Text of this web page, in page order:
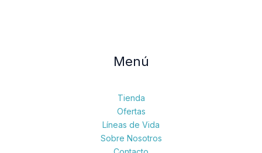
Menú
Tienda
Ofertas
Líneas de Vida
Sobre Nosotros